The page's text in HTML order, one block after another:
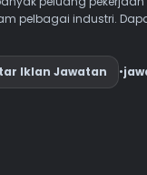
pelbagai industri.
•
Iklan Jawatan